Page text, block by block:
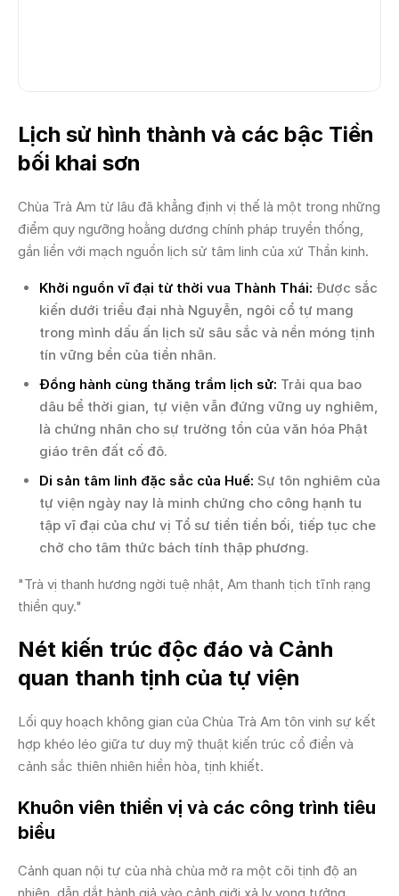
Lịch sử hình thành và các bậc Tiền
bối khai sơn
Chùa Trà Am từ lâu đã khẳng định vị thế là một trong những
điểm quy ngưỡng hoằng dương chính pháp truyền thống,
gắn liền với mạch nguồn lịch sử tâm linh của xứ Thần kinh.
Khởi nguồn vĩ đại từ thời vua Thành Thái: Được sắc
kiến dưới triều đại nhà Nguyễn, ngôi cổ tự mang
trong mình dấu ấn lịch sử sâu sắc và nền móng tịnh
tín vững bền của tiền nhân.
Đồng hành cùng thăng trầm lịch sử: Trải qua bao
dâu bể thời gian, tự viện vẫn đứng vững uy nghiêm,
là chứng nhân cho sự trường tồn của văn hóa Phật
giáo trên đất cố đô.
Di sản tâm linh đặc sắc của Huế: Sự tôn nghiêm của
tự viện ngày nay là minh chứng cho công hạnh tu
tập vĩ đại của chư vị Tổ sư tiền tiền bối, tiếp tục che
chở cho tâm thức bách tính thập phương.
"Trà vị thanh hương ngời tuệ nhật, Am thanh tịch tĩnh rạng
thiền quy."
Nét kiến trúc độc đáo và Cảnh
quan thanh tịnh của tự viện
Lối quy hoạch không gian của Chùa Trà Am tôn vinh sự kết
hợp khéo léo giữa tư duy mỹ thuật kiến trúc cổ điển và
cảnh sắc thiên nhiên hiền hòa, tịnh khiết.
Khuôn viên thiền vị và các công trình tiêu
biểu
Cảnh quan nội tự của nhà chùa mở ra một cõi tịnh độ an